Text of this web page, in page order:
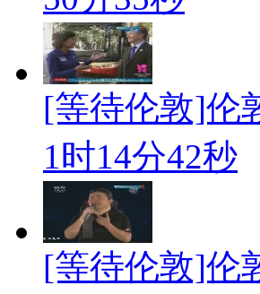
[等待伦敦]伦
1时14分42秒
[等待伦敦]伦